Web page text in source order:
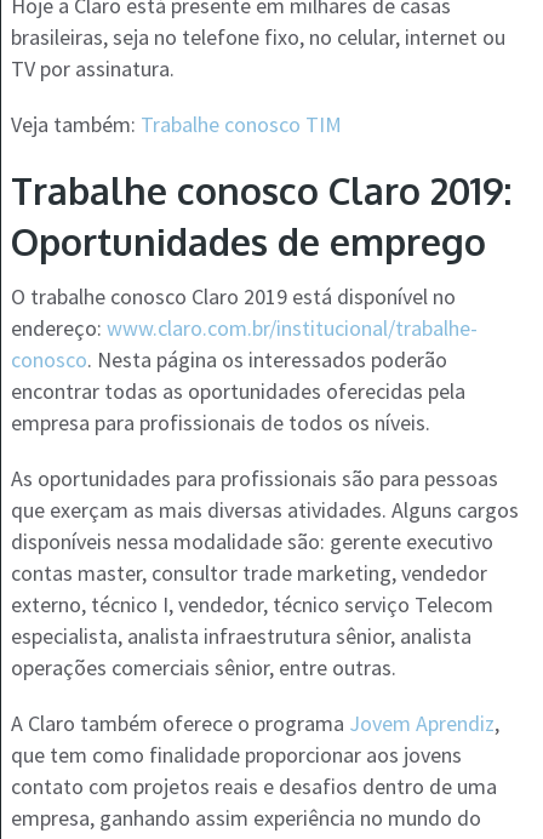
brasileiras, seja no telefone fixo, no celular, internet ou
TV por assinatura.
Veja também: Trabalhe conosco TIM
Trabalhe conosco Claro 2019:
Oportunidades de emprego
O trabalhe conosco Claro 2019 está disponível no
endereço: www.claro.com.br/institucional/trabalhe-
conosco. Nesta página os interessados poderão
encontrar todas as oportunidades oferecidas pela
empresa para profissionais de todos os níveis.
As oportunidades para profissionais são para pessoas
que exerçam as mais diversas atividades. Alguns cargos
disponíveis nessa modalidade são: gerente executivo
contas master, consultor trade marketing, vendedor
externo, técnico I, vendedor, técnico serviço Telecom
especialista, analista infraestrutura sênior, analista
operações comerciais sênior, entre outras.
A Claro também oferece o programa Jovem Aprendiz,
que tem como finalidade proporcionar aos jovens
contato com projetos reais e desafios dentro de uma
empresa, ganhando assim experiência no mundo do